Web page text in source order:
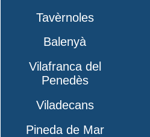
Tavèrnoles
Balenyà
Vilafranca del
Penedès
Viladecans
Pineda de Mar